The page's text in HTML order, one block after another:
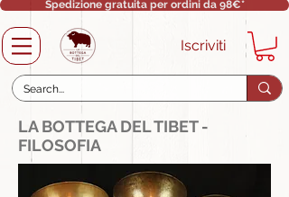
Spedizione gratuita per ordini da 98€*
Iscriviti
LA BOTTEGA DEL TIBET -
FILOSOFIA